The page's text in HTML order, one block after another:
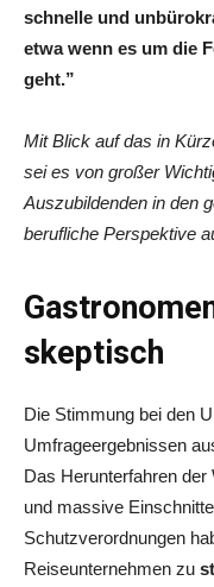
schnelle und
etwa wenn es um die
geht.”
Mit Blick auf das in
sei es von großer
Auszubildenden in den
berufliche Perspektive
skeptisch
Die Stimmung bei den
Umfrageergebnissen
Das Herunterfahren
und massive
Schutzverordnungen
Reiseunternehmen zu